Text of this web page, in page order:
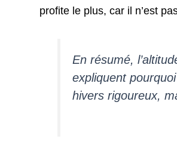
profite le plus, car il n’est
En résumé,
expliquent
hivers rigoureux,